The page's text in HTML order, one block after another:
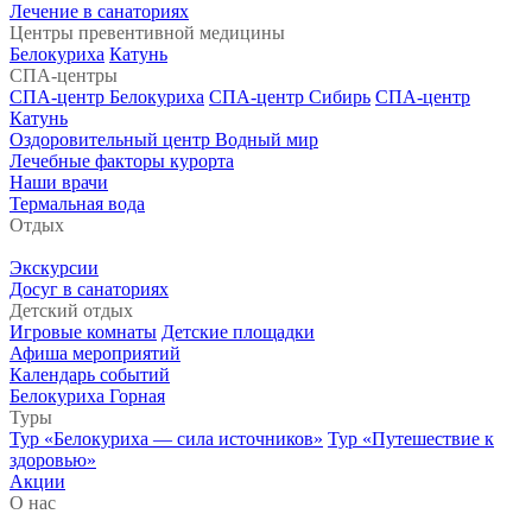
Лечение в санаториях
Центры превентивной медицины
Белокуриха Катунь
СПА-центры
СПА-центр Белокуриха СПА-центр Сибирь СПА-центр
Катунь
Оздоровительный центр Водный мир
Лечебные факторы курорта
Наши врачи
Термальная вода
Отдых
Экскурсии
Досуг в санаториях
Детский отдых
Игровые комнаты Детские площадки
Афиша мероприятий
Календарь событий
Белокуриха Горная
Туры
Тур «Белокуриха — сила источников» Тур «Путешествие к
здоровью»
Акции
О нас